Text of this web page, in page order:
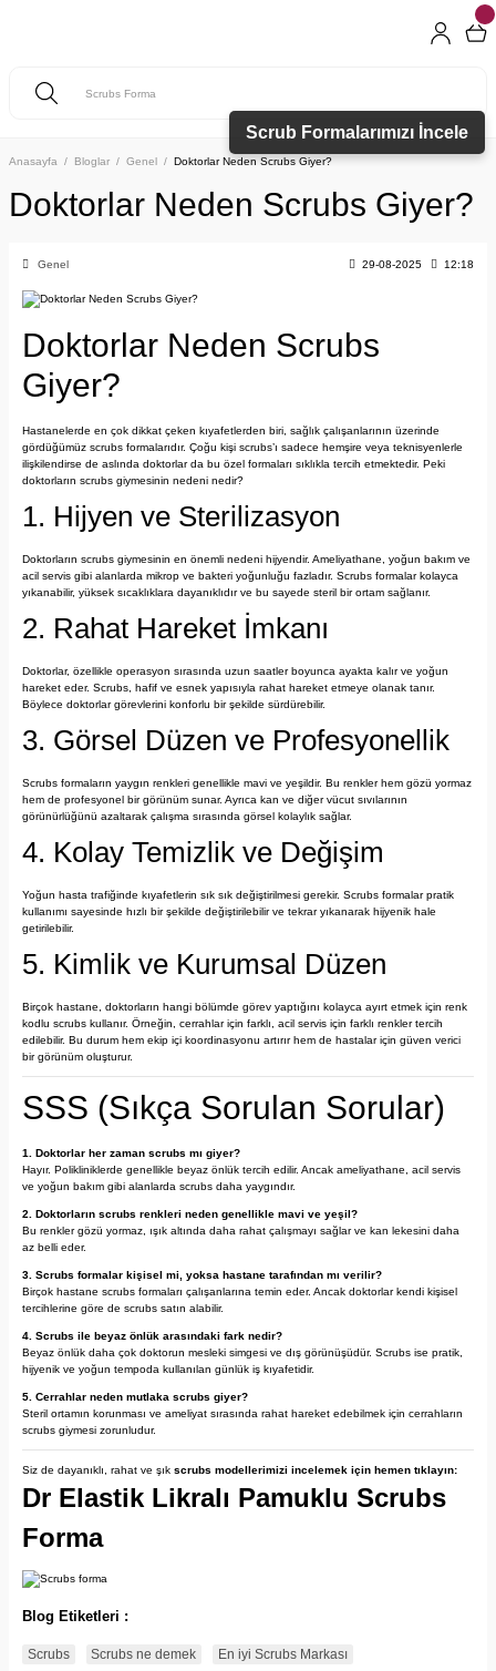
Anasayfa Bloglar Genel Doktorlar Neden Scrubs Giyer?
Doktorlar Neden Scrubs Giyer?
Genel 29-08-2025 12:18
Doktorlar Neden Scrubs
Giyer?
Hastanelerde en çok dikkat çeken kıyafetlerden biri, sağlık çalışanlarının üzerinde
gördüğümüz scrubs formalarıdır. Çoğu kişi scrubs’ı sadece hemşire veya teknisyenlerle
ilişkilendirse de aslında doktorlar da bu özel formaları sıklıkla tercih etmektedir. Peki
doktorların scrubs giymesinin nedeni nedir?
1. Hijyen ve Sterilizasyon
Doktorların scrubs giymesinin en önemli nedeni hijyendir. Ameliyathane, yoğun bakım ve
acil servis gibi alanlarda mikrop ve bakteri yoğunluğu fazladır. Scrubs formalar kolayca
yıkanabilir, yüksek sıcaklıklara dayanıklıdır ve bu sayede steril bir ortam sağlanır.
2. Rahat Hareket İmkanı
Doktorlar, özellikle operasyon sırasında uzun saatler boyunca ayakta kalır ve yoğun
hareket eder. Scrubs, hafif ve esnek yapısıyla rahat hareket etmeye olanak tanır.
Böylece doktorlar görevlerini konforlu bir şekilde sürdürebilir.
3. Görsel Düzen ve Profesyonellik
Scrubs formaların yaygın renkleri genellikle mavi ve yeşildir. Bu renkler hem gözü yormaz
hem de profesyonel bir görünüm sunar. Ayrıca kan ve diğer vücut sıvılarının
görünürlüğünü azaltarak çalışma sırasında görsel kolaylık sağlar.
4. Kolay Temizlik ve Değişim
Yoğun hasta trafiğinde kıyafetlerin sık sık değiştirilmesi gerekir. Scrubs formalar pratik
kullanımı sayesinde hızlı bir şekilde değiştirilebilir ve tekrar yıkanarak hijyenik hale
getirilebilir.
5. Kimlik ve Kurumsal Düzen
Birçok hastane, doktorların hangi bölümde görev yaptığını kolayca ayırt etmek için renk
kodlu scrubs kullanır. Örneğin, cerrahlar için farklı, acil servis için farklı renkler tercih
edilebilir. Bu durum hem ekip içi koordinasyonu artırır hem de hastalar için güven verici
bir görünüm oluşturur.
SSS (Sıkça Sorulan Sorular)
1. Doktorlar her zaman scrubs mı giyer?
Hayır. Polikliniklerde genellikle beyaz önlük tercih edilir. Ancak ameliyathane, acil servis
ve yoğun bakım gibi alanlarda scrubs daha yaygındır.
2. Doktorların scrubs renkleri neden genellikle mavi ve yeşil?
Bu renkler gözü yormaz, ışık altında daha rahat çalışmayı sağlar ve kan lekesini daha
az belli eder.
3. Scrubs formalar kişisel mi, yoksa hastane tarafından mı verilir?
Birçok hastane scrubs formaları çalışanlarına temin eder. Ancak doktorlar kendi kişisel
tercihlerine göre de scrubs satın alabilir.
4. Scrubs ile beyaz önlük arasındaki fark nedir?
Beyaz önlük daha çok doktorun mesleki simgesi ve dış görünüşüdür. Scrubs ise pratik,
hijyenik ve yoğun tempoda kullanılan günlük iş kıyafetidir.
5. Cerrahlar neden mutlaka scrubs giyer?
Steril ortamın korunması ve ameliyat sırasında rahat hareket edebilmek için cerrahların
scrubs giymesi zorunludur.
Siz de dayanıklı, rahat ve şık scrubs modellerimizi incelemek için hemen tıklayın:
Dr Elastik Likralı Pamuklu Scrubs
Forma
Scrub Formalarımızı İncele
Blog Etiketleri :
Scrubs Scrubs ne demek
En iyi Scrubs Markası